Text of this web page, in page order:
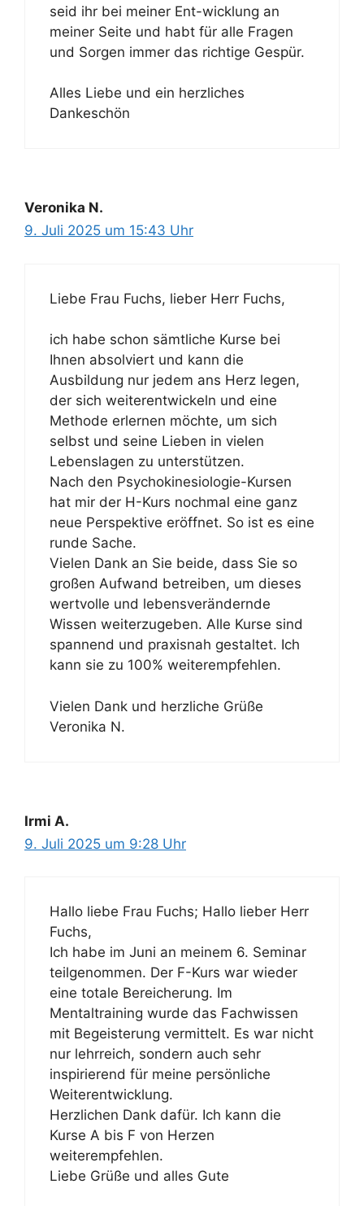
seid ihr bei meiner Ent-wicklung an
meiner Seite und habt für alle Fragen
und Sorgen immer das richtige Gespür.
Alles Liebe und ein herzliches
Dankeschön
Veronika N.
9. Juli 2025 um 15:43 Uhr
Liebe Frau Fuchs, lieber Herr Fuchs,
ich habe schon sämtliche Kurse bei
Ihnen absolviert und kann die
Ausbildung nur jedem ans Herz legen,
der sich weiterentwickeln und eine
Methode erlernen möchte, um sich
selbst und seine Lieben in vielen
Lebenslagen zu unterstützen.
Nach den Psychokinesiologie-Kursen
hat mir der H-Kurs nochmal eine ganz
neue Perspektive eröffnet. So ist es eine
runde Sache.
Vielen Dank an Sie beide, dass Sie so
großen Aufwand betreiben, um dieses
wertvolle und lebensverändernde
Wissen weiterzugeben. Alle Kurse sind
spannend und praxisnah gestaltet. Ich
kann sie zu 100% weiterempfehlen.
Vielen Dank und herzliche Grüße
Veronika N.
Irmi A.
9. Juli 2025 um 9:28 Uhr
Hallo liebe Frau Fuchs; Hallo lieber Herr
Fuchs,
Ich habe im Juni an meinem 6. Seminar
teilgenommen. Der F-Kurs war wieder
eine totale Bereicherung. Im
Mentaltraining wurde das Fachwissen
mit Begeisterung vermittelt. Es war nicht
nur lehrreich, sondern auch sehr
inspirierend für meine persönliche
Weiterentwicklung.
Herzlichen Dank dafür. Ich kann die
Kurse A bis F von Herzen
weiterempfehlen.
Liebe Grüße und alles Gute